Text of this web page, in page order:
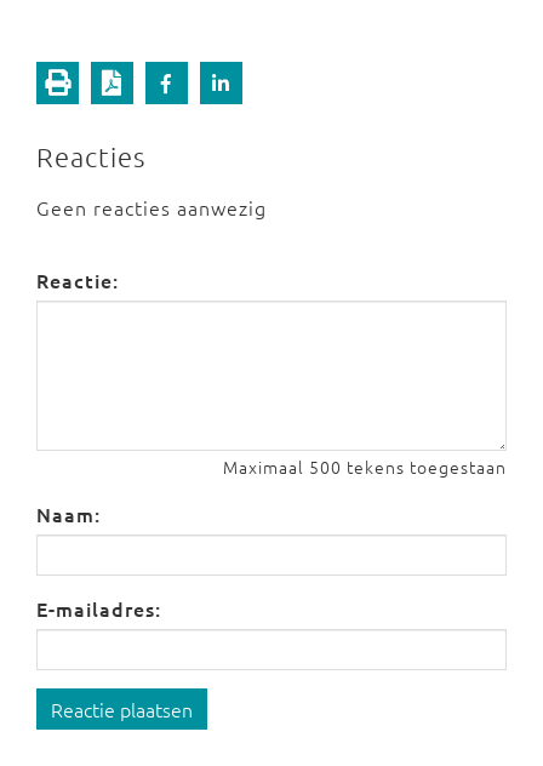
Reacties
Geen reacties aanwezig
Reactie:
Maximaal 500 tekens toegestaan
Naam:
E-mailadres:
Reactie plaatsen